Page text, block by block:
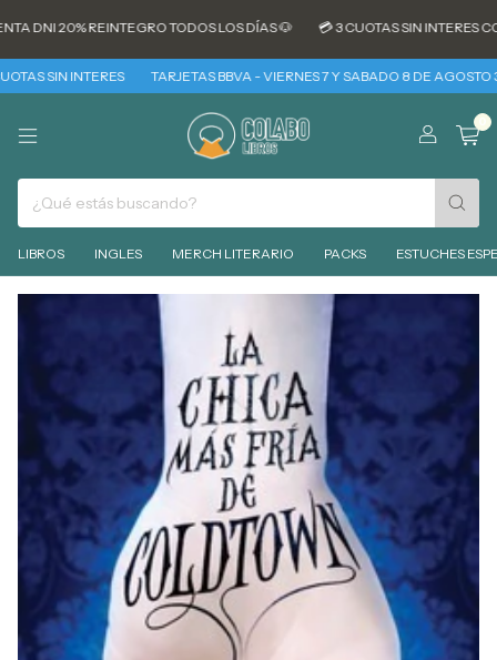
20% REINTEGRO TODOS LOS DÍAS 🐶 💳 3 CUOTAS SIN INTERES CON
SIN INTERES TARJETAS BBVA - VIERNES 7 Y SABADO 8 DE AGOSTO
LIBROS INGLES MERCH LITERARIO PACKS ESTUCHES